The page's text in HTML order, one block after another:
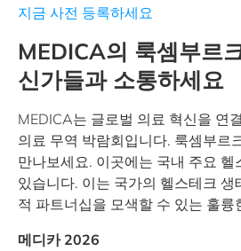
지금 사전 등록하세요
MEDICA의 룩셈부르
신가들과 소통하세요
MEDICA는 글로벌 의료 혁신을 연
의료 무역 박람회입니다. 룩셈부르
만나보세요. 이곳에는 국내 주요 헬
있습니다. 이는 국가의 헬스테크 생
적 파트너십을 모색할 수 있는 훌륭
메디카 2026